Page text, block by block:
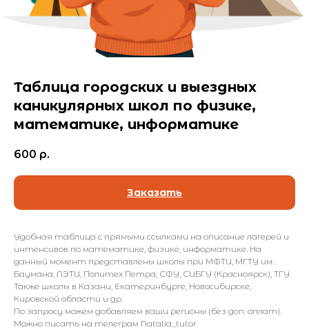
Таблица городских и выездных
каникулярных школ по физике,
математике, информатике
600 р.
Заказать
Удобная таблица с прямыми ссылками на описание лагерей и
интенсивов по математике, физике, информатике. На
данный момент представлены школы при МФТИ, МГТУ им.
Баумана, ЛЭТИ, Политех Петра, СФУ, СИБГУ (Красноярск), ТГУ.
Также школы в Казани, Екатеринбурге, Новосибирске,
Кировской области и др.
По запросу можем добавляем ваши регионы (без доп. оплат).
Можно писать на телеграм Natalia_tutor